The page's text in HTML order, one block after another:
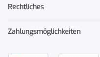
Rechtliches
Zahlungsmöglichkeiten